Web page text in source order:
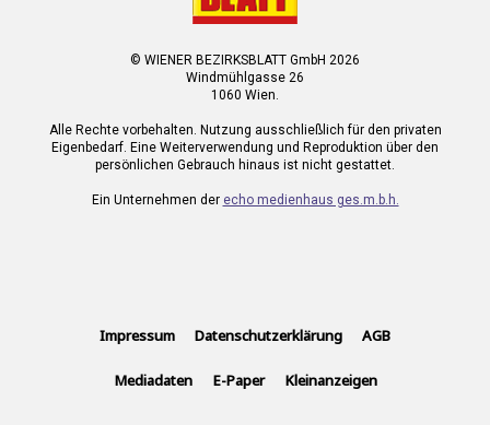
© WIENER BEZIRKSBLATT GmbH 2026
Windmühlgasse 26
1060 Wien.
Alle Rechte vorbehalten. Nutzung ausschließlich für den privaten
Eigenbedarf. Eine Weiterverwendung und Reproduktion über den
persönlichen Gebrauch hinaus ist nicht gestattet.
Ein Unternehmen der echo medienhaus ges.m.b.h.
Impressum Datenschutzerklärung AGB
Mediadaten E-Paper Kleinanzeigen